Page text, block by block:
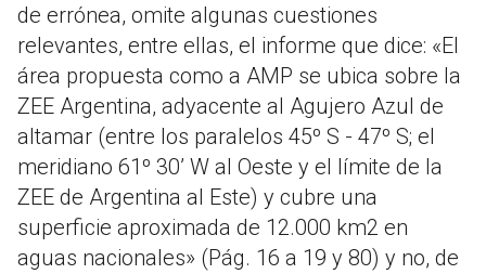
de errónea, omite algunas cuestiones
relevantes, entre ellas, el informe que dice: «El
área propuesta como a AMP se ubica sobre la
ZEE Argentina, adyacente al Agujero Azul de
altamar (entre los paralelos 45º S - 47º S; el
meridiano 61º 30’ W al Oeste y el límite de la
ZEE de Argentina al Este) y cubre una
superficie aproximada de 12.000 km2 en
aguas nacionales» (Pág. 16 a 19 y 80) y no, de